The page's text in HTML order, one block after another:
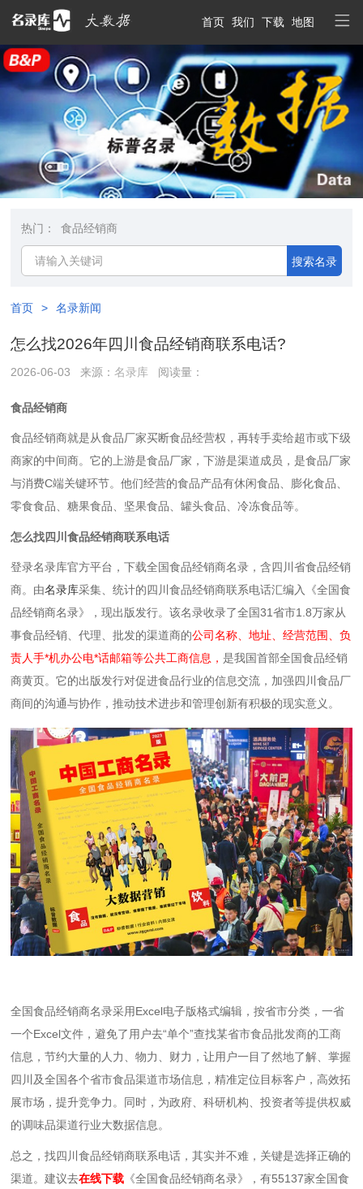
首页 我们 下载 地图
热门： 食品经销商
搜索名录
首页 > 名录新闻
怎么找2026年四川食品经销商联系电话?
2026-06-03 来源：名录库 阅读量：
食品经销商
食品经销商就是‌从食品厂家买断食品经营权，再转手卖给超市或下级
商家的中间商‌。它的上游是食品厂家，下游是渠道成员，是食品厂家
与消费C端关键环节。他们经营的食品产品有休闲食品、膨化食品、
零食食品、糖果食品、坚果食品、罐头食品、冷冻食品等。
怎么找四川食品经销商联系电话
登录名录库官方平台，下载全国食品经销商名录，含四川省食品经销
商。由名录库采集、统计的四川食品经销商联系电话汇编入《全国食
品经销商名录》，现出版发行。该名录收录了全国31省市1.8万家从
事食品经销、代理、批发的渠道商的公司名称、地址、经营范围、负
责人手*机办公电*话邮箱等公共工商信息，是我国首部全国食品经销
商黄页。它的出版发行对促进食品行业的信息交流，加强四川食品厂
商间的沟通与协作，推动技术进步和管理创新有积极的现实意义。
全国食品经销商名录采用Excel电子版格式编辑，按省市分类，一省
一个Excel文件，避免了用户去“单个”查找某省市食品批发商的工商
信息，节约大量的人力、物力、财力，让用户一目了然地了解、掌握
四川及全国各个省市食品渠道市场信息，精准定位目标客户，高效拓
展市场，提升竞争力。同时，为政府、科研机构、投资者等提供权威
的调味品渠道行业大数据信息。
总之，找四川食品经销商联系电话，其实并不难，关键是选择正确的
渠道。建议去在线下载 《全国食品经销商名录》，有55137家全国食